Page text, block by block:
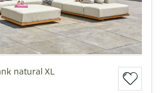
natural XL